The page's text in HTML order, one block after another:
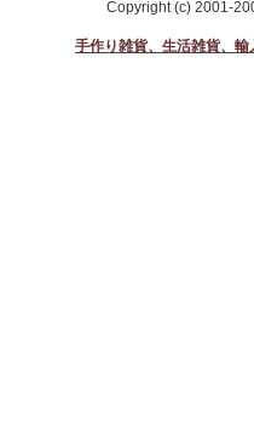
Copyright (c) 2001-
手作り雑貨、生活雑貨、